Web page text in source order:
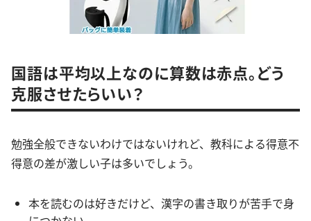
国語は平均以上なのに算数は赤点。どう
克服させたらいい？
勉強全般できないわけではないけれど、教科による得意不
得意の差が激しい子は多いでしょう。
本を読むのは好きだけど、漢字の書き取りが苦手で身